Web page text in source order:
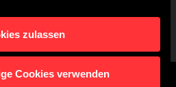
zulassen
Cookies verwenden